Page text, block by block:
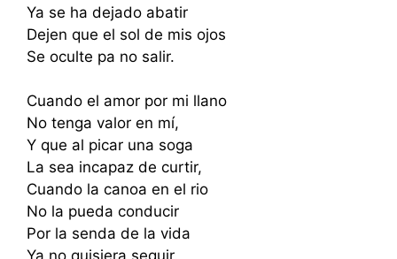
Ya se ha dejado abatir
Dejen que el sol de mis ojos
Se oculte pa no salir.
Cuando el amor por mi llano
No tenga valor en mí,
Y que al picar una soga
La sea incapaz de curtir,
Cuando la canoa en el rio
No la pueda conducir
Por la senda de la vida
Ya no quisiera seguir.